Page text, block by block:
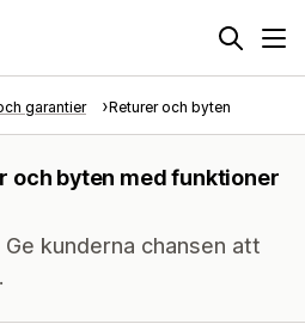
garantier Returer och byten
och byten med funktioner
kunderna chansen att